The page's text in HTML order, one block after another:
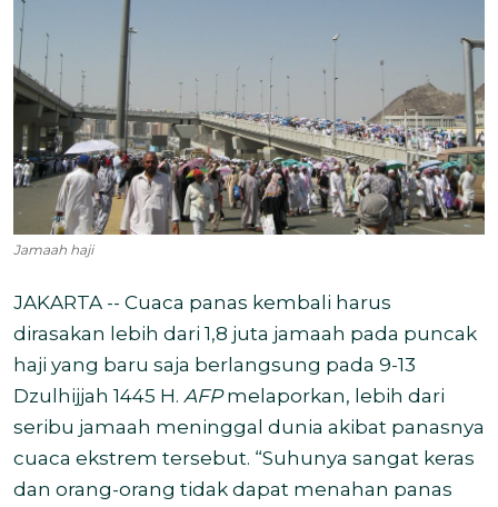
Jamaah haji
JAKARTA -- Cuaca panas kembali harus
dirasakan lebih dari 1,8 juta jamaah pada puncak
haji yang baru saja berlangsung pada 9-13
Dzulhijjah 1445 H. AFPmelaporkan, lebih dari
seribu jamaah meninggal dunia akibat panasnya
cuaca ekstrem tersebut. “Suhunya sangat keras
dan orang-orang tidak dapat menahan panas